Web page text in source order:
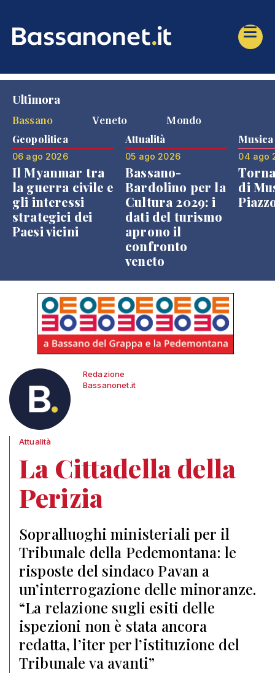
Ultimora
Bassano
Veneto Mondo
Geopolitica
06 ago 2026
Il Myanmar tra
la guerra civile e
gli interessi
strategici dei
Paesi vicini
Attualità
05 ago 2026
Bassano-
Bardolino per la
Cultura 2029: i
dati del turismo
aprono il
confronto
veneto
Musica
04 ago
di
Redazione
Bassanonet.it
Attualità
La Cittadella della
Perizia
Sopralluoghi ministeriali per il
Tribunale della Pedemontana: le
risposte del sindaco Pavan a
un’interrogazione delle minoranze.
“La relazione sugli esiti delle
ispezioni non è stata ancora
redatta, l’iter per l’istituzione del
Tribunale va avanti”